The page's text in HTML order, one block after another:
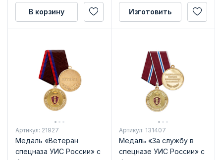
В корзину Изготовить
Артикул: 21927
Медаль «Ветеран
спецназа УИС России» с
Артикул: 131407
Медаль «За службу в
спецназе УИС России» с